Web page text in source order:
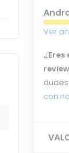
Ver
¿Eres
con